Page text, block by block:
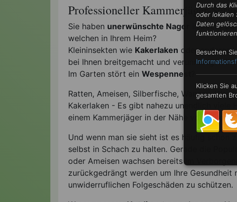
Professioneller Kammerjäger-
Sie haben unerwünschte Nager
in Ihrem
welchen in Ihrem Heim?
Kleininsekten wie Kakerlaken oder anderes
bei Ihnen breitgemacht und verunreinigen Ihr
Im Garten stört ein Wespennest
Ratten, Ameisen, Silberfische, Wanzen,
Kakerlaken - Es gibt nahezu unendlich viele
einem Kammerjäger in der Nähe von
Und wenn man sie sieht ist es häufig schon
selbst in Schach zu halten. Gerade die
oder Ameisen wachsen bereits im
zurückgedrängt werden um Ihre
unwiderruflichen Folgeschäden zu schützen.
Durch das
oder lokalen
Daten
Besuchen
Klicken Sie
gesamten